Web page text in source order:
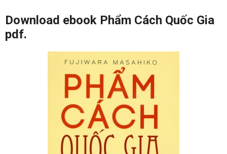
Download ebook Phẩm Cách Quốc Gia
pdf.